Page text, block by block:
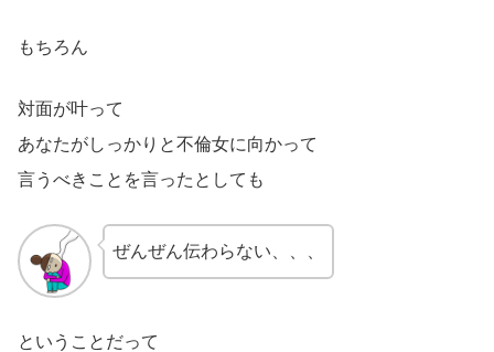
もちろん
対面が叶って
あなたがしっかりと不倫女に向かって
言うべきことを言ったとしても
ぜんぜん伝わらない、、、
ということだって